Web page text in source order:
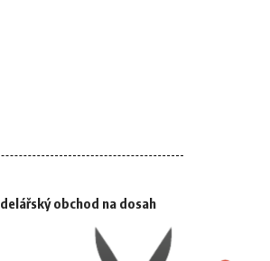
obchod na dosah